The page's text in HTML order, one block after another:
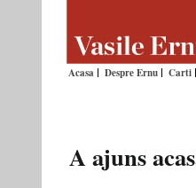
Acasa Despre Ernu Carti
A ajuns